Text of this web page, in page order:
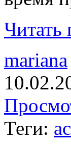
Читать
mariana
Теги: